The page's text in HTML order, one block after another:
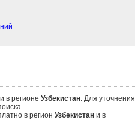
в регионе Узбекистан. Для уточнения
в регион Узбекистани в